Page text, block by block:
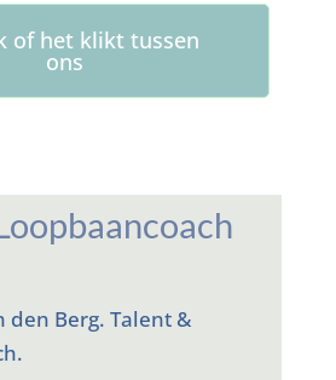
of het klikt tussen
ons
den Berg. Talent &